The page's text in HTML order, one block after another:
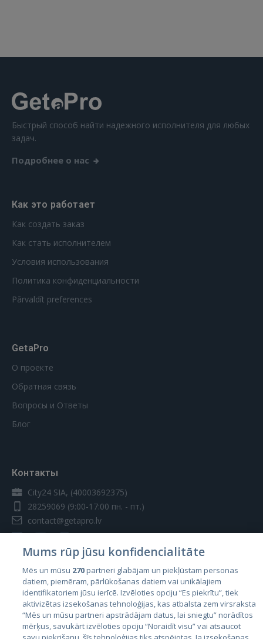
Быстрый способ найти надежного исполнителя для любых
задач.
Подробнее о нас
Как это работает
Как создать заказ
Как стать исполнителем
Условия использования
Политика конфиденциальности
Pārvaldīt preferences
GetaPro
О проекте
Обратная связь
Вопросы и Ответы
Блог
Контакты
City24 SIA, (40003692375)
28259069 (9:00-17:00 пн. - пт.)
contact@getapro.lv
Страны
Эстония
Латвия
Mums rūp jūsu konfidencialitāte
Mēs un mūsu 270partneri glabājam un piekļūstam personas
datiem, piemēram, pārlūkošanas datiem vai unikālajiem
identifikatoriem jūsu ierīcē. Izvēloties opciju “Es piekrītu”, tiek
aktivizētas izsekošanas tehnoloģijas, kas atbalsta zem virsraksta
“Mēs un mūsu partneri apstrādājam datus, lai sniegtu” norādītos
mērķus, savukārt izvēloties opciju “Noraidīt visu” vai atsaucot